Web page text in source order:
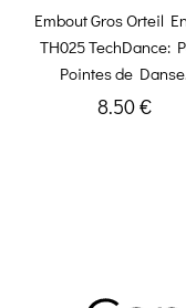
Embout Gros Orteil
TH025 TechDance:
Pointes de
8.50 €